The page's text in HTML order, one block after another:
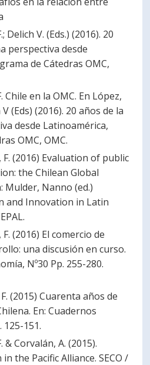
Delich V. (Eds.) (2016). 20
perspectiva desde
de Cátedras OMC,
Chile en la OMC. En López,
(Eds) (2016). 20 años de la
desde Latinoamérica,
OMC, OMC.
(2016) Evaluation of public
the Chilean Global
Mulder, Nanno (ed.)
and Innovation in Latin
(2016) El comercio de
una discusión en curso.
Nº30 Pp. 255-280.
(2015) Cuarenta años de
En: Cuadernos
125-151.
& Corvalán, A. (2015).
the Pacific Alliance. SECO /